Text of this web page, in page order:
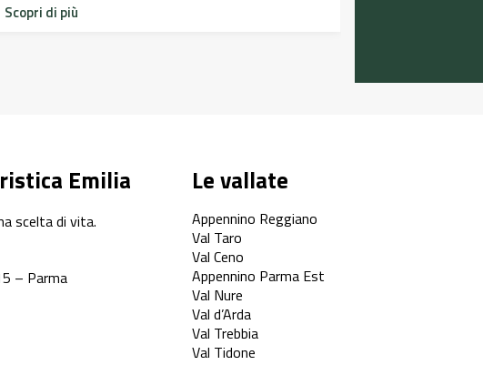
Scopri di più
Emilia
scelta di vita.
– Parma
Le vallate
Appennino Reggiano
Val Taro
Val Ceno
Appennino Parma Est
Val Nure
Val d’Arda
Val Trebbia
Val Tidone